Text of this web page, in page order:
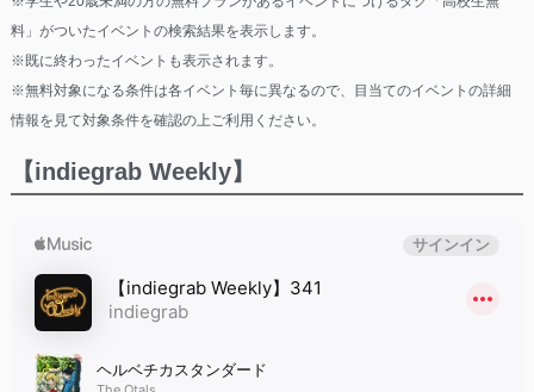
料」がついたイベントの検索結果を表示します。
※既に終わったイベントも表示されます。
※無料対象になる条件は各イベント毎に異なるので、目当てのイベントの詳細
情報を見て対象条件を確認の上ご利用ください。
【indiegrab Weekly】